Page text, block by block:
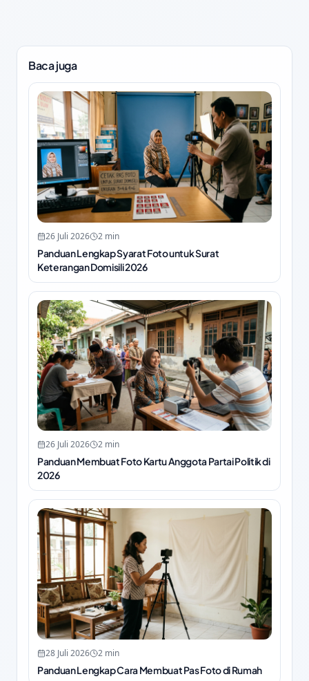
Baca juga
26 Juli 2026 2 min
Panduan Lengkap Syarat Foto untuk Surat
Keterangan Domisili 2026
26 Juli 2026 2 min
Panduan Membuat Foto Kartu Anggota Partai Politik di
2026
28 Juli 2026 2 min
Panduan Lengkap Cara Membuat Pas Foto di Rumah